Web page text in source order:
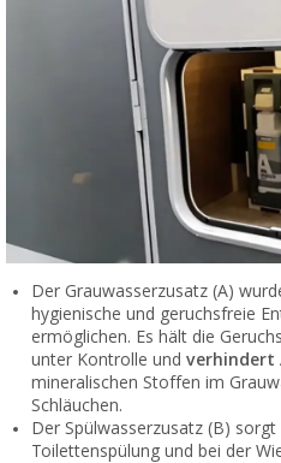
Der Grauwasserzusatz (A)
hygienische und geruchsfreie
ermöglichen. Es hält die
unter Kontrolle und verhindert
mineralischen Stoffen im
Schläuchen.
Der Spülwasserzusatz (B)
Toilettenspülung und bei der